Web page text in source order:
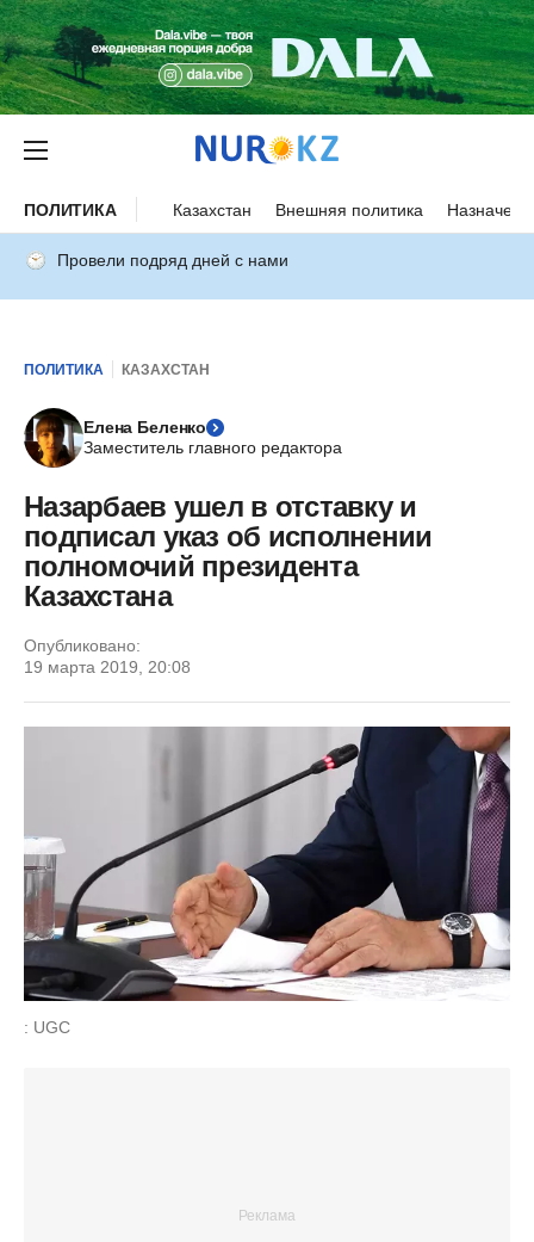
ПОЛИТИКА Казахстан Внешняя политика
Провели подряд дней с нами
ПОЛИТИКА КАЗАХСТАН
Елена Беленко
Заместитель главного редактора
Назарбаев ушел в отставку и
подписал указ об исполнении
полномочий президента
Казахстана
Опубликовано:
19 марта 2019, 20:08
: UGC